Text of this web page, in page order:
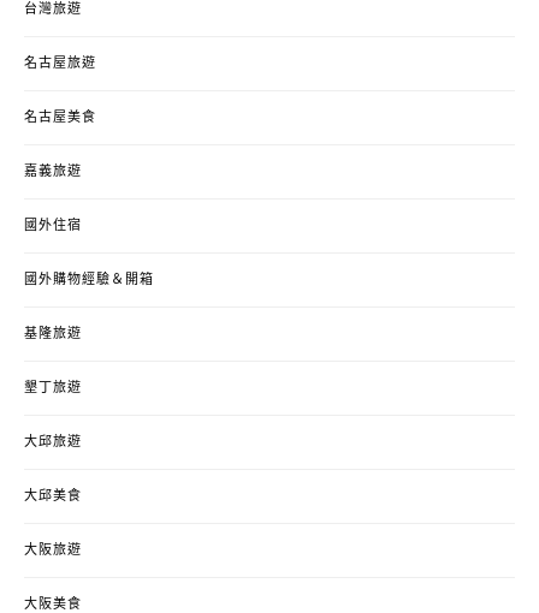
台灣旅遊
名古屋旅遊
名古屋美食
嘉義旅遊
國外住宿
國外購物經驗＆開箱
基隆旅遊
墾丁旅遊
大邱旅遊
大邱美食
大阪旅遊
大阪美食